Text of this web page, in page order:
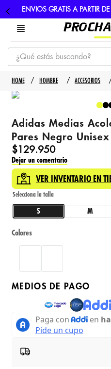
¿Qué estás buscando?
TÉRMINOS MÁS BUSCADOS
1
3. nike
4. guayos
5. gorras
HOMBRE ACCESORIOS
Adidas Medias
Pares Negro
$129.950
Dejar un comentario
VER INVENTARIO EN
S M
Colores
MEDIOS DE PAGO